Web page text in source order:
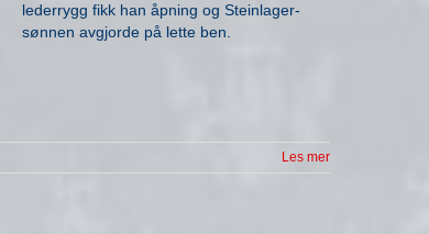
lederrygg fikk han åpning og Steinlager-
sønnen avgjorde på lette ben.
Les mer